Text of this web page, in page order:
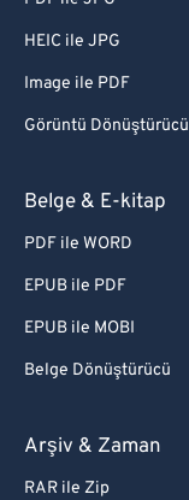
HEIC ile JPG
Image ile PDF
Görüntü Dönüştürücü
Belge & E-kitap
PDF ile WORD
EPUB ile PDF
EPUB ile MOBI
Belge Dönüştürücü
Arşiv & Zaman
RAR ile Zip